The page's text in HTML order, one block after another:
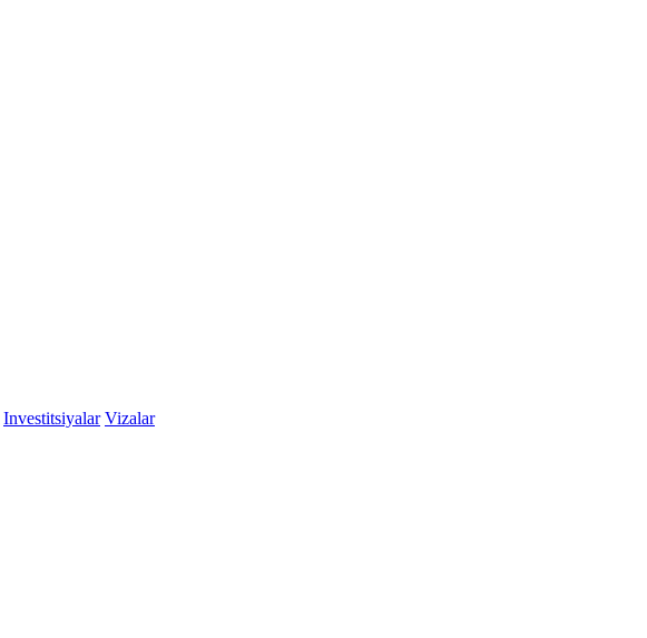
Investitsiyalar Vizalar